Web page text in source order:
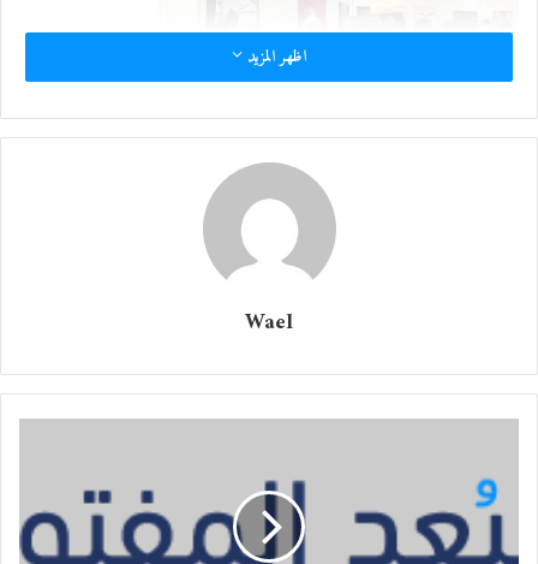
الشارقة – “البعد المفتوح”
تم افتتاح “ثقافتان” المعرض التشكيلي الشخصي
في النادي الثقافي العربي بحضور د. محمد يوسف
رئيس جمعية الإمارات للفنون التشكيلية و
الفنان د. خليفة الشيمي مسؤول الفعاليات
والمعارض في النادي الثقافي العربي و أحمد
اظهر المزيد
Wael